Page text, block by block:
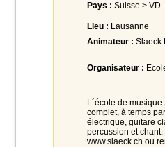
Pays : Suisse > VD
Lieu : Lausanne
Animateur : Slaeck
Organisateur :
L´école de
complet, à temps
électrique, guitare
percussion et
www.slaeck.ch ou